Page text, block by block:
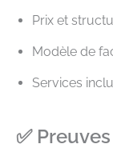
Prix et
Modèle de
Services
✅